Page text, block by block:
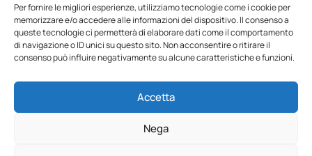
Per fornire le migliori esperienze, utilizziamo tecnologie come i cookie per
memorizzare e/o accedere alle informazioni del dispositivo. Il consenso a
queste tecnologie ci permetterà di elaborare dati come il comportamento
di navigazione o ID unici su questo sito. Non acconsentire o ritirare il
consenso può influire negativamente su alcune caratteristiche e funzioni.
Accetta
Nega
Eco collection
Brand
Condizioni di vendita